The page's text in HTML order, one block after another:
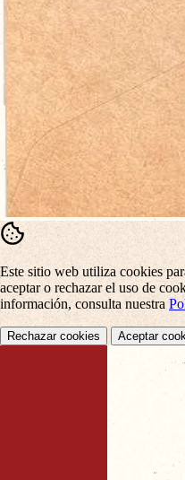
Este sitio web utiliza cookies
aceptar o rechazar el uso de
información, consulta nuestra
Rechazar cookies Aceptar